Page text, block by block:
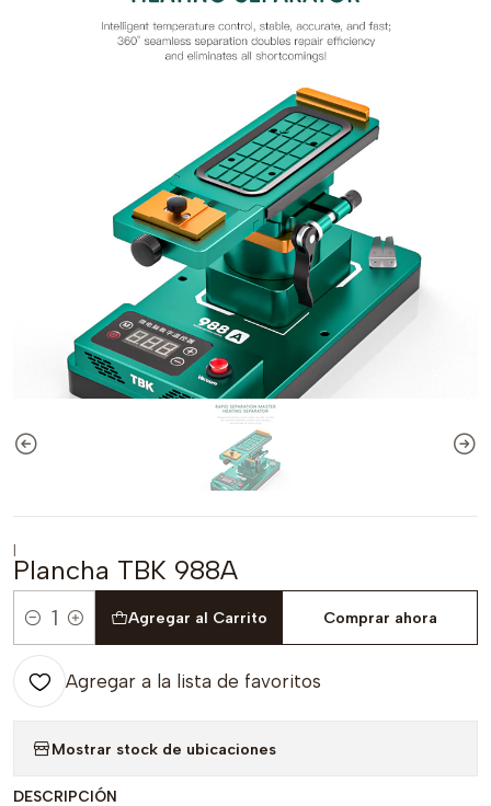
|
Plancha TBK 988A
Cantidad
Agregar al Carrito Comprar ahora
Agregar a la lista de favoritos
Mostrar stock de ubicaciones
DESCRIPCIÓN